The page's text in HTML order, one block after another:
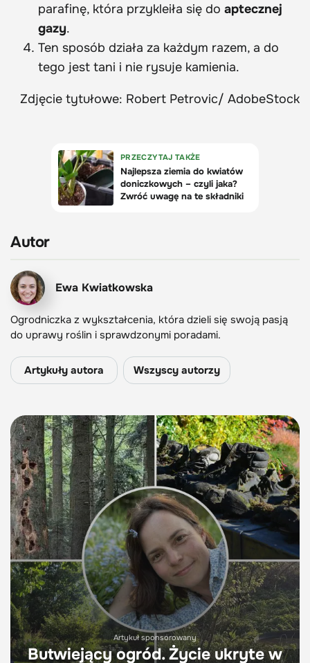
parafinę, która przykleiła się do aptecznej
gazy.
Ten sposób działa za każdym razem, a do
tego jest tani i nie rysuje kamienia.
Zdjęcie tytułowe: Robert Petrovic/ AdobeStock
Autor
Ewa Kwiatkowska
Ogrodniczka z wykształcenia, która dzieli się swoją pasją
do uprawy roślin i sprawdzonymi poradami.
Artykuły autora Wszyscy autorzy
Artykuł sponsorowany
Butwiejący ogród. Życie ukryte w